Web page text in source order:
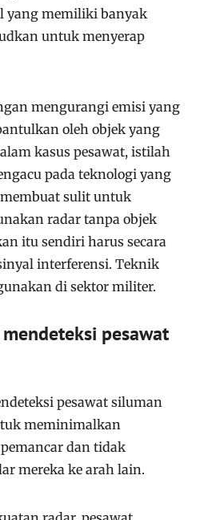
yang memiliki banyak
untuk menyerap
mengurangi emisi yang
oleh objek yang
kasus pesawat, istilah
pada teknologi yang
sulit untuk
radar tanpa objek
itu sendiri harus secara
interferensi. Teknik
di sektor militer.
pesawat
pesawat siluman
meminimalkan
dan tidak
mereka ke arah lain.